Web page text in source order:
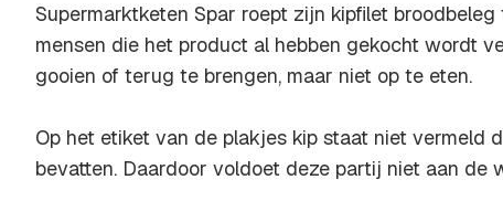
Supermarktketen Spar roept zijn kipfilet
mensen die het product al hebben gekocht wordt
gooien of terug te brengen, maar niet op te eten.
Op het etiket van de plakjes kip staat niet vermeld
bevatten. Daardoor voldoet deze partij niet aan de